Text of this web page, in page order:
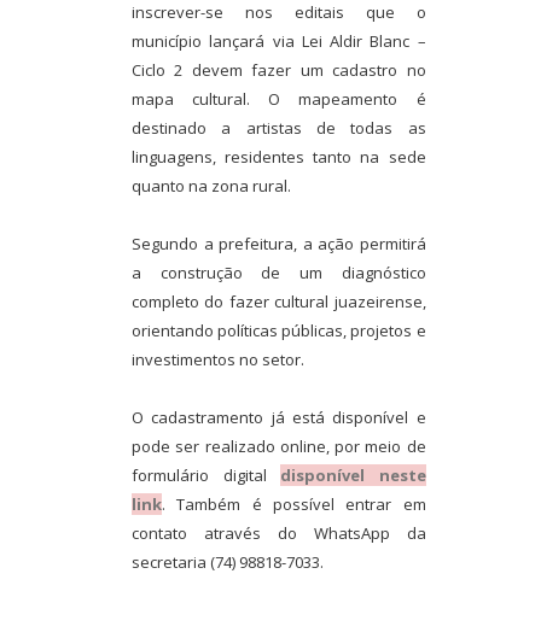
inscrever-se nos editais que o
município lançará via Lei Aldir Blanc –
Ciclo 2 devem fazer um cadastro no
mapa cultural. O mapeamento é
destinado a artistas de todas as
linguagens, residentes tanto na sede
quanto na zona rural.
Segundo a prefeitura, a ação permitirá
a construção de um diagnóstico
completo do fazer cultural juazeirense,
orientando políticas públicas, projetos e
investimentos no setor.
O cadastramento já está disponível e
pode ser realizado online, por meio de
formulário digital disponível neste
link. Também é possível entrar em
contato através do WhatsApp da
secretaria (74) 98818-7033.